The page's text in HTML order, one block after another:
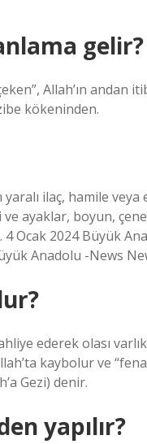
gelir?
Allah’ın andan
kökeninden.
ilaç, hamile
ayaklar, boyun,
4 Ocak 2024 Büyük
Anadolu -News
ederek olası
kaybolur ve
Gezi) denir.
yapılır?